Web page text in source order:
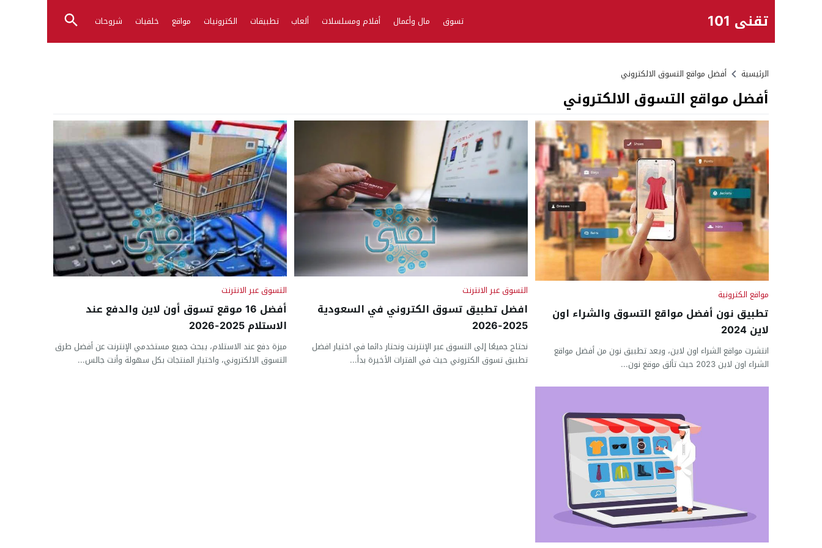
تقني 101 تسوق مال وأعمال أفلام ومسلسلات ألعاب تطبيقات الكترونيات مواقع خلفيات شروحات
الرئيسية أفضل مواقع التسوق الالكتروني
أفضل مواقع التسوق الالكتروني
مواقع الكترونية
تطبيق نون أفضل مواقع التسوق والشراء اون
لاين 2024
انتشرت مواقع الشراء اون لاين، ويعد تطبيق نون من أفضل مواقع
الشراء اون لاين 2023 حيث تألق موقع نون...
التسوق عبر الانترنت
افضل تطبيق تسوق الكتروني في السعودية
2025-2026
نحتاج جميعًا إلى التسوق عبر الإنترنت ونحتار دائما في اختيار افضل
تطبيق تسوق الكتروني حيث في الفترات الأخيرة بدأ...
التسوق عبر الانترنت
أفضل 16 موقع تسوق أون لاين والدفع عند
الاستلام 2025-2026
ميزة دفع عند الاستلام، يبحث جميع مستخدمي الإنترنت عن أفضل طرق
التسوق الالكتروني، واختيار المنتجات بكل سهولة وأنت جالس...